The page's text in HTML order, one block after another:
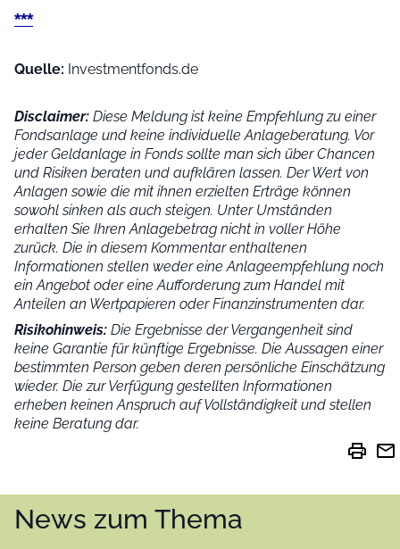
***
Quelle: Investmentfonds.de
Disclaimer: Diese Meldung ist keine Empfehlung zu einer
Fondsanlage und keine individuelle Anlageberatung. Vor
jeder Geldanlage in Fonds sollte man sich über Chancen
und Risiken beraten und aufklären lassen. Der Wert von
Anlagen sowie die mit ihnen erzielten Erträge können
sowohl sinken als auch steigen. Unter Umständen
erhalten Sie Ihren Anlagebetrag nicht in voller Höhe
zurück. Die in diesem Kommentar enthaltenen
Informationen stellen weder eine Anlageempfehlung noch
ein Angebot oder eine Aufforderung zum Handel mit
Anteilen an Wertpapieren oder Finanzinstrumenten dar.
Risikohinweis: Die Ergebnisse der Vergangenheit sind
keine Garantie für künftige Ergebnisse. Die Aussagen einer
bestimmten Person geben deren persönliche Einschätzung
wieder. Die zur Verfügung gestellten Informationen
erheben keinen Anspruch auf Vollständigkeit und stellen
keine Beratung dar.
print mail
News zum Thema